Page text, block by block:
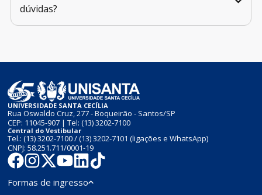
dúvidas?
UNIVERSIDADE SANTA CECÍLIA
Rua Oswaldo Cruz, 277 - Boqueirão - Santos/SP
CEP: 11045-907 | Tel:(13) 3202-7100
Central do Vestibular
Tel.:(13) 3202-7100/(13) 3202-7101 (ligações e WhatsApp)
CNPJ: 58.251.711/0001-19
Formas de ingresso